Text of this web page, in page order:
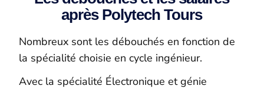
après Polytech Tours
Nombreux sont les débouchés en fonction de
la spécialité choisie en cycle ingénieur.
Avec la spécialité Électronique et génie